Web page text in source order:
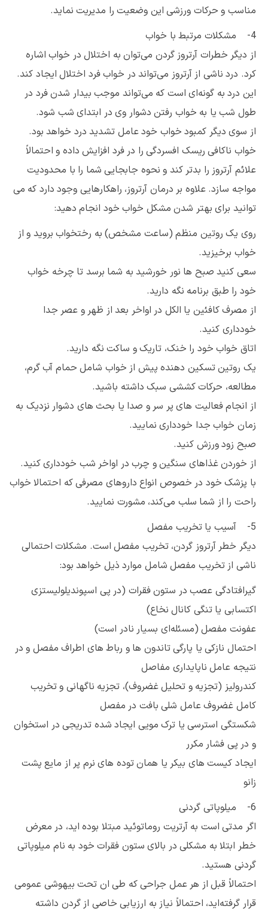
مناسب و حرکات ورزشی این وضعیت را مدیریت نماید.
4- مشکلات مرتبط با خواب
از دیگر خطرات آرتروز گردن می‌توان به اختلال در خواب اشاره
کرد. درد ناشی از آرتروز می‌تواند در خواب فرد اختلال ایجاد کند.
این درد به گونه‌ای است که می‌تواند موجب بیدار شدن فرد در
طول شب یا به خواب رفتن دشوار وی در ابتدای شب شود.
از سوی دیگر کمبود خواب خود عامل تشدید درد خواهد بود.
خواب ناکافی ریسک افسردگی را در فرد افزایش داده و احتمالاً
علائم آرتروز را بدتر کند و نحوه جابجایی شما را با محدودیت
مواجه سازد. علاوه بر درمان آرتروز، راهکار‌هایی وجود دارد که می
توانید برای بهتر شدن مشکل خواب خود انجام دهید:
روی یک روتین منظم (ساعت مشخص) به رختخواب بروید و از
خواب برخیزید.
سعی کنید صبح ها نور خورشید به شما برسد تا چرخه خواب
خود را طبق برنامه نگه دارید.
از مصرف کافئین یا الکل در اواخر بعد از ظهر و عصر جدا
خودداری کنید.
اتاق خواب خود را خنک، تاریک و ساکت نگه دارید.
یک روتین تسکین دهنده پیش از خواب شامل حمام آب گرم،
مطالعه، حرکات کششی سبک داشته باشید.
از انجام فعالیت های پر سر و صدا یا بحث های دشوار نزدیک به
زمان خواب جدا خودداری نمایید.
صبح زود ورزش کنید.
از خوردن غذاهای سنگین و چرب در اواخر شب خودداری کنید.
با پزشک خود در خصوص انواع داروهای مصرفی که احتمالا خواب
راحت را از شما سلب می‌کند، مشورت نمایید.
5- آسیب یا تخریب مفصل
دیگر خطر آرتروز گردن، تخریب مفصل است. مشکلات احتمالی
ناشی از تخریب مفصل شامل موارد ذیل خواهد بود:
گیرافتادگی عصب در ستون فقرات (در پی اسپوندیلولیستزی
اکتسابی یا تنگی کانال نخاع)
عفونت مفصل (مسئله‌ای بسیار نادر است)
احتمال نازکی یا پارگی تاندون ها و رباط های اطراف مفصل و در
نتیجه عامل ناپایداری مفاصل
کندرولیز (تجزیه و تحلیل غضروف)، تجزیه ناگهانی و تخریب
کامل غضروف عامل شلی بافت در مفصل
شکستگی استرسی یا ترک مویی ایجاد شده تدریجی در استخوان
و در پی فشار مکرر
ایجاد کیست های بیکر یا همان توده های نرم پر از مایع پشت
زانو
6- میلوپاتی گردنی
اگر مدتی است به آرتریت روماتوئید مبتلا بوده اید، در معرض
خطر ابتلا به مشکلی در بالای ستون فقرات خود به نام میلوپاتی
گردنی هستید.
احتمالاً قبل از هر عمل جراحی که طی ان تحت بیهوشی عمومی
قرار گرفته‌اید، احتمالاً نیاز به ارزیابی خاصی از گردن داشته